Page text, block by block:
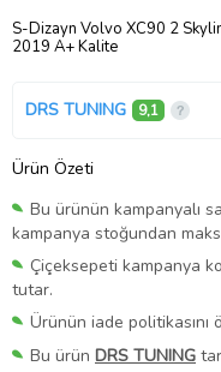
S-Dizayn Volvo XC90 2
2019 A+ Kalite
DRS TUNING 9,1
Ürün Özeti
Bu ürünün kampanyalı
kampanya stoğundan
Çiçeksepeti kampanya
tutar.
Ürünün iade politikasını
Bu ürün DRS TUNING